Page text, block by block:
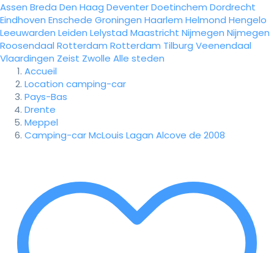
Assen Breda Den Haag DeventerDoetinchem Dordrecht
Eindhoven Enschede Groningen Haarlem Helmond Hengelo
Leeuwarden Leiden Lelystad Maastricht Nijmegen Nijmegen
Roosendaal Rotterdam Rotterdam Tilburg Veenendaal
Vlaardingen Zeist Zwolle Alle steden
Accueil
Location camping-car
Pays-Bas
Drente
Meppel
Camping-car McLouis Lagan Alcove de 2008